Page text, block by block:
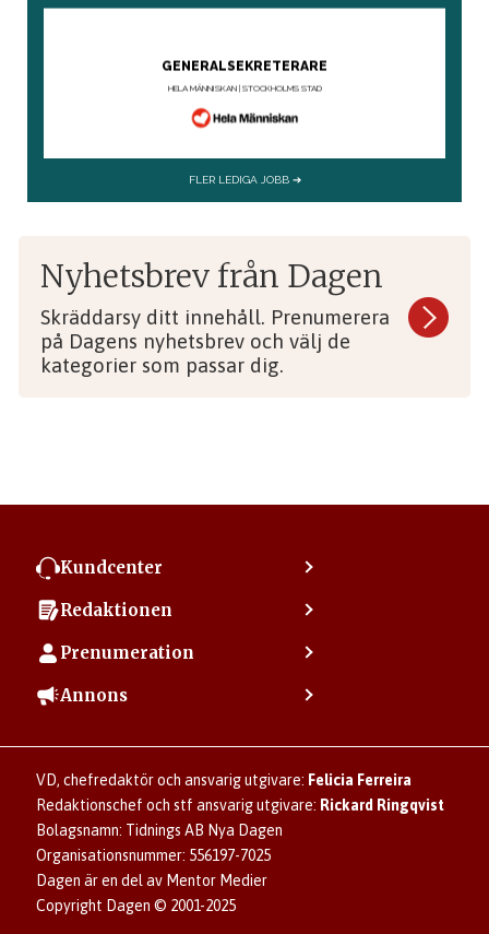
Nyhetsbrev från Dagen
Skräddarsy ditt innehåll. Prenumerera
på Dagens nyhetsbrev och välj de
kategorier som passar dig.
Kundcenter
Min sida
Vanliga frågor
Användarvillkor
Redaktionen
Tipsa Dagen
Vill du debattera i Dagen?
Dagen förklarar
Upphovsrätt och AI
Om Dagen
Prenumeration
Så skapar du ett konto
Dagen som taltidningen
Senaste numret av eDagen
Dagens arkiv
Annons
Annonsera
Familjeannonser
Se dödsannonser/minnesrum
Anmäl störande/felaktig annons
VD, chefredaktör och ansvarig utgivare: Felicia Ferreira
Redaktionschef och stf ansvarig utgivare: Rickard Ringqvist
Bolagsnamn: Tidnings AB Nya Dagen
Organisationsnummer: 556197-7025
Dagen är en del av Mentor Medier
Copyright Dagen © 2001-2025